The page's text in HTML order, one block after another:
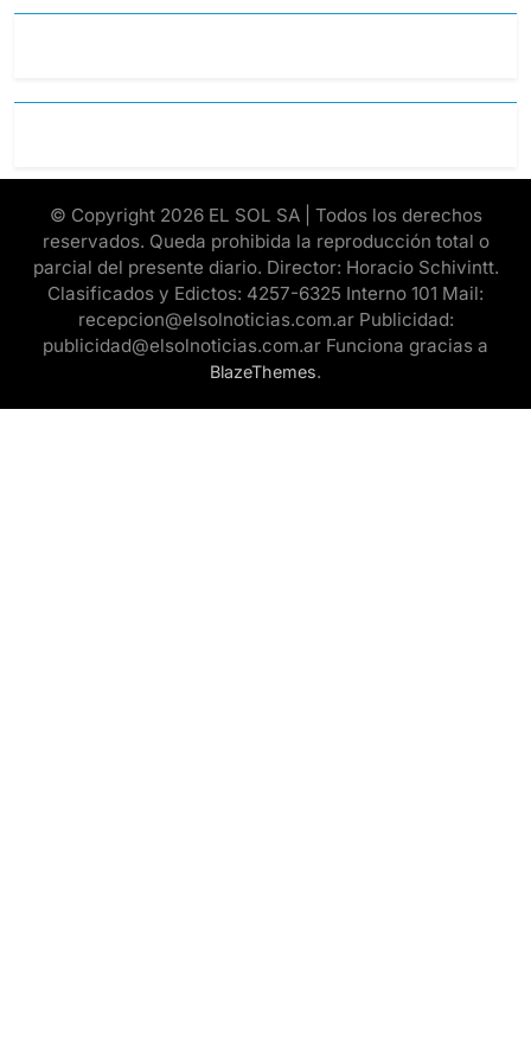
© Copyright 2026 EL SOL SA | Todos los derechos
reservados. Queda prohibida la reproducción total o
parcial del presente diario. Director: Horacio Schivintt.
Clasificados y Edictos: 4257-6325 Interno 101 Mail:
recepcion@elsolnoticias.com.ar Publicidad:
publicidad@elsolnoticias.com.ar Funciona gracias a
BlazeThemes.